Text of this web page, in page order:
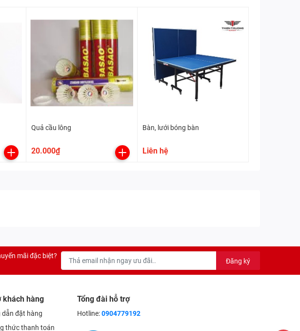
Quả cầu lông
20.000₫
Bàn, lưới bóng bàn
Liên hệ
mãi đặc biệt?
Đăng ký
khách hàng
dẫn đặt hàng
thức thanh toán
Tổng đài hỗ trợ
Hotline:0904779192